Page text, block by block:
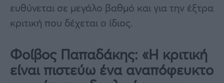
ευθύνεται σε μεγάλο βαθμό και για την έξτρα
κριτική που δέχεται ο ίδιος.
Φοίβος Παπαδάκης: «Η κριτική
είναι πιστεύω ένα αναπόφευκτο